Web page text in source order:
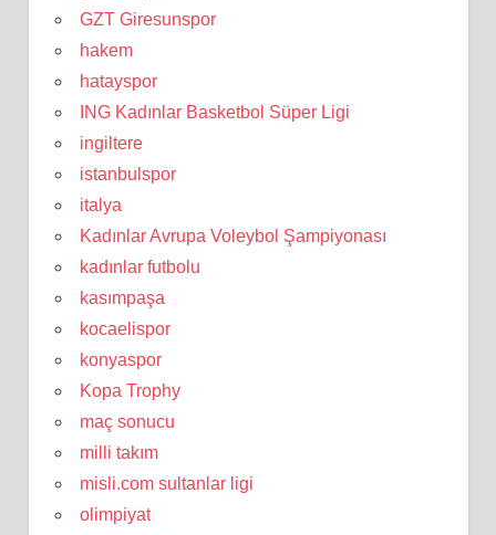
GZT Giresunspor
hakem
hatayspor
ING Kadınlar Basketbol Süper Ligi
ingiltere
istanbulspor
italya
Kadınlar Avrupa Voleybol Şampiyonası
kadınlar futbolu
kasımpaşa
kocaelispor
konyaspor
Kopa Trophy
maç sonucu
milli takım
misli.com sultanlar ligi
olimpiyat